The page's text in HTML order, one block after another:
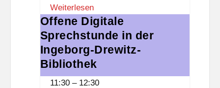
O
r
e
f
f
Weiterlesen
Offene
Digitale
Sprechstunde
in
der
Offene Digitale
Sprechstunde in der
Ingeborg-Drewitz-
Bibliothek
11:30 – 12:30